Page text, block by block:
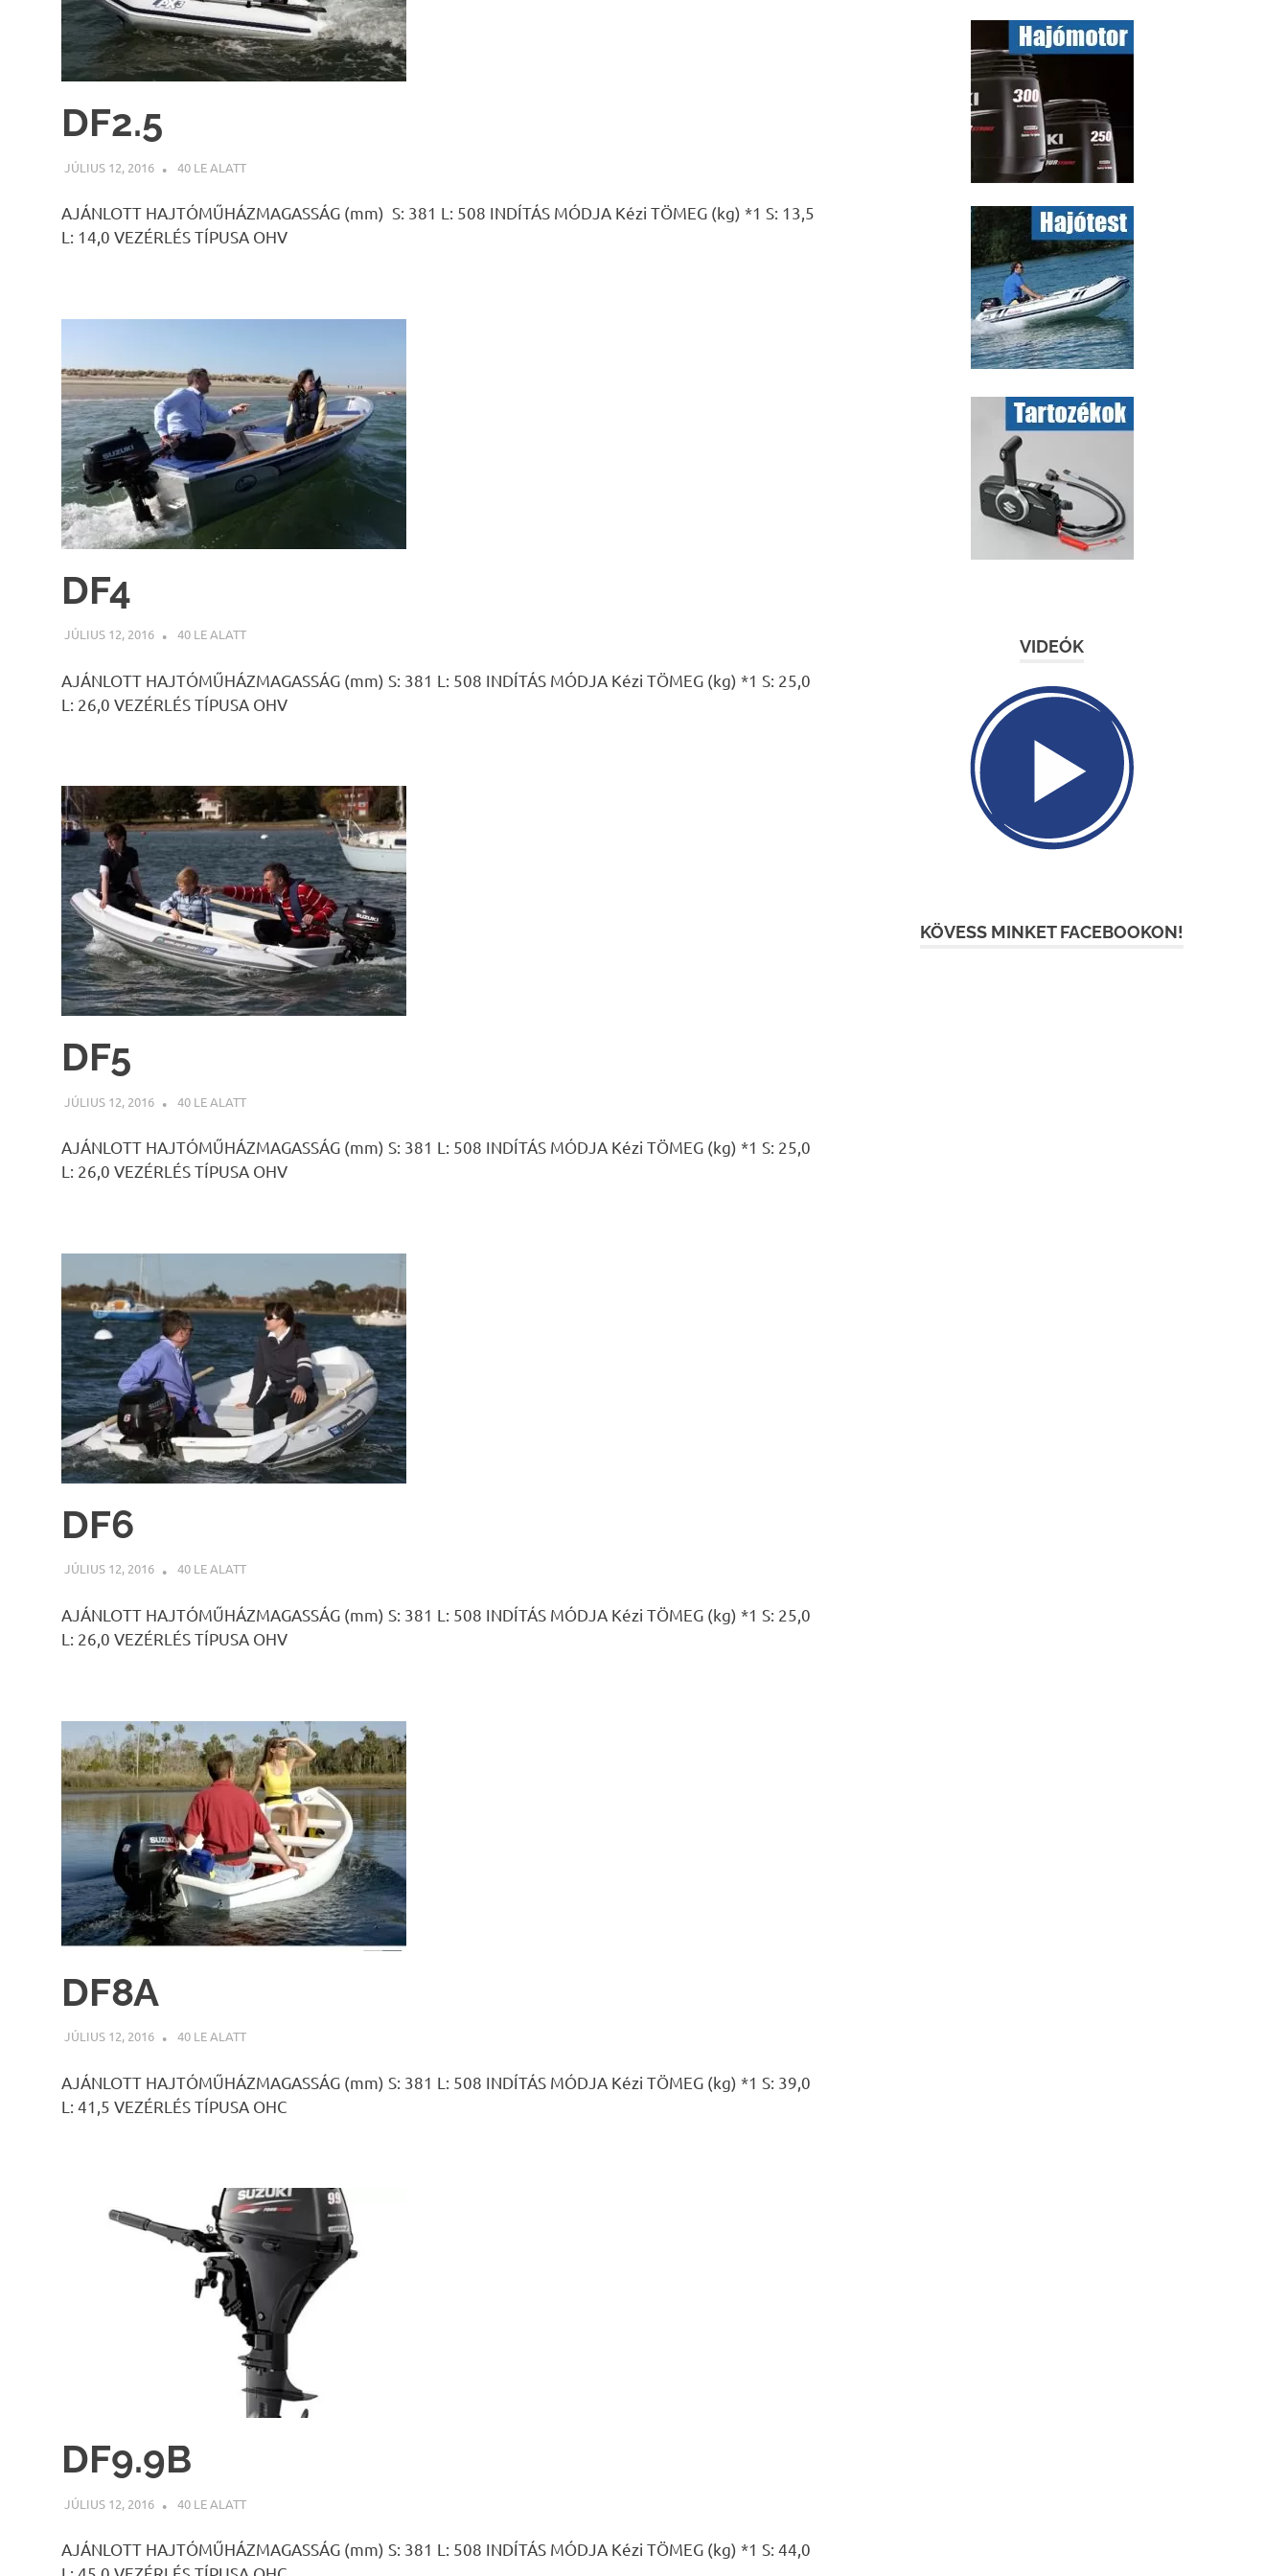
DF2.5
JÚLIUS 12, 2016 INFOPARTNER
40 LE ALATT
AJÁNLOTT HAJTÓMŰHÁZMAGASSÁG (mm) S: 381 L: 508 INDÍTÁS MÓDJA Kézi TÖMEG (kg) *1 S: 13,5
L: 14,0 VEZÉRLÉS TÍPUSA OHV
DF4
JÚLIUS 12, 2016 INFOPARTNER
40 LE ALATT
AJÁNLOTT HAJTÓMŰHÁZMAGASSÁG (mm) S: 381 L: 508 INDÍTÁS MÓDJA Kézi TÖMEG (kg) *1 S: 25,0
L: 26,0 VEZÉRLÉS TÍPUSA OHV
DF5
JÚLIUS 12, 2016 INFOPARTNER
40 LE ALATT
AJÁNLOTT HAJTÓMŰHÁZMAGASSÁG (mm) S: 381 L: 508 INDÍTÁS MÓDJA Kézi TÖMEG (kg) *1 S: 25,0
L: 26,0 VEZÉRLÉS TÍPUSA OHV
DF6
JÚLIUS 12, 2016 INFOPARTNER
40 LE ALATT
AJÁNLOTT HAJTÓMŰHÁZMAGASSÁG (mm) S: 381 L: 508 INDÍTÁS MÓDJA Kézi TÖMEG (kg) *1 S: 25,0
L: 26,0 VEZÉRLÉS TÍPUSA OHV
DF8A
JÚLIUS 12, 2016 INFOPARTNER
40 LE ALATT
AJÁNLOTT HAJTÓMŰHÁZMAGASSÁG (mm) S: 381 L: 508 INDÍTÁS MÓDJA Kézi TÖMEG (kg) *1 S: 39,0
L: 41,5 VEZÉRLÉS TÍPUSA OHC
DF9.9B
JÚLIUS 12, 2016 INFOPARTNER
40 LE ALATT
AJÁNLOTT HAJTÓMŰHÁZMAGASSÁG (mm) S: 381 L: 508 INDÍTÁS MÓDJA Kézi TÖMEG (kg) *1 S: 44,0
VIDEÓK
KÖVESS MINKET FACEBOOKON!